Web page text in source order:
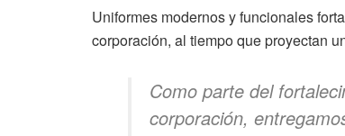
Uniformes modernos y funcionales
corporación, al tiempo que proyectan
Como parte del
corporación,